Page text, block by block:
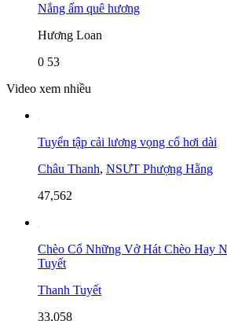
Nắng ấm quê hương
Hương Loan
0 53
Video xem nhiều
Tuyển tập cải lương vọng cổ hơi dài
Châu Thanh, NSƯT Phượng Hằng
47,562
Chèo Cổ Những Vở Hát Chèo Hay
Tuyết
Thanh Tuyết
33,058